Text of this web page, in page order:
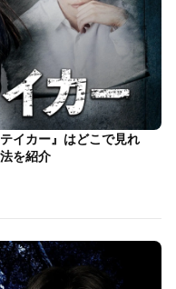
イカー』はどこで見れ
を紹介